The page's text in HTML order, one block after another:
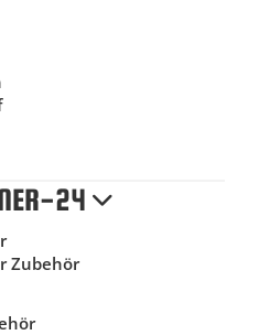
24
Zubehör